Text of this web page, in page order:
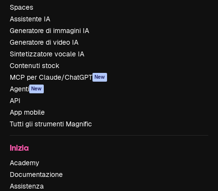
Spaces
Assistente IA
Generatore di immagini IA
Generatore di video IA
Sintetizzatore vocale IA
Contenuti stock
MCP per Claude/ChatGPT New
Agenti New
API
App mobile
Tutti gli strumenti Magnific
Inizia
Academy
Documentazione
Assistenza